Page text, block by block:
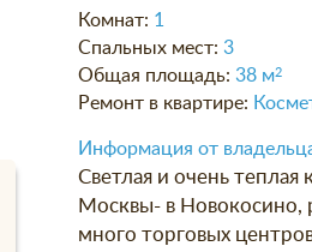
Комнат: 1
Спальных мест: 3
Общая площадь: 38 м2
Ремонт в квартире:
Информация от
Светлая и очень теплая
Москвы- в Новокосино,
много торговых